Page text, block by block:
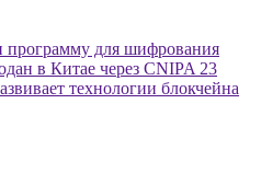
программу для шифрования
в Китае через CNIPA 23
технологии блокчейна